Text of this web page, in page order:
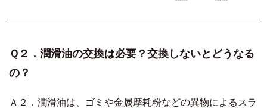
Ｑ２．潤滑油の交換は必要？交換しないとどうなる
の？
Ａ２．潤滑油は、ゴミや金属摩耗粉などの異物によるスラ